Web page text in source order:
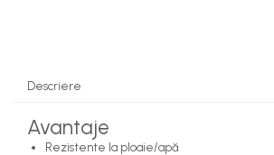
Rulmenti
Tobe esapament
Volanta
Descriere
Avantaje
Rezistente la ploaie/apă